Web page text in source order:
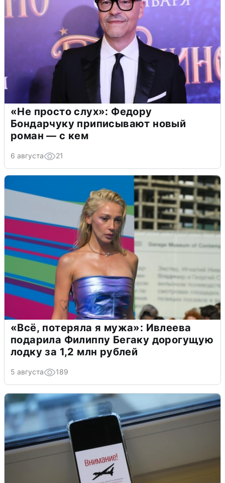
«Не просто слух»: Федору
Бондарчуку приписывают новый
роман — с кем
6 августа 21
«Всё, потеряла я мужа»: Ивлеева
подарила Филиппу Бегаку дорогущую
лодку за 1,2 млн рублей
5 августа 189